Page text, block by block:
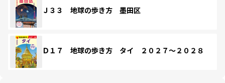
Ｊ３３ 地球の歩き方 墨田区
Ｄ１７ 地球の歩き方 タイ ２０２７～２０２８